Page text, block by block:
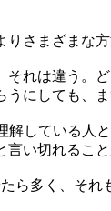
さまざまな方
れは違う
にしても、
している
い切れること
多く、それ